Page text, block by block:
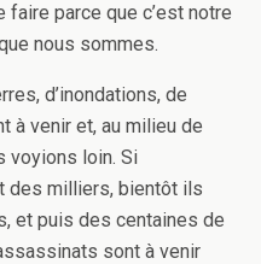
parce que c’est notre
nous sommes.
d’inondations, de
à venir et, au milieu de
voyions loin. Si
des milliers, bientôt ils
et puis des centaines de
sont à venir